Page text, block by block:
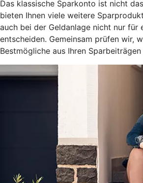
Das klassische Sparkonto ist nicht
bieten Ihnen viele weitere
auch bei der Geldanlage nicht nur für
entscheiden. Gemeinsam prüfen wir,
Bestmögliche aus Ihren